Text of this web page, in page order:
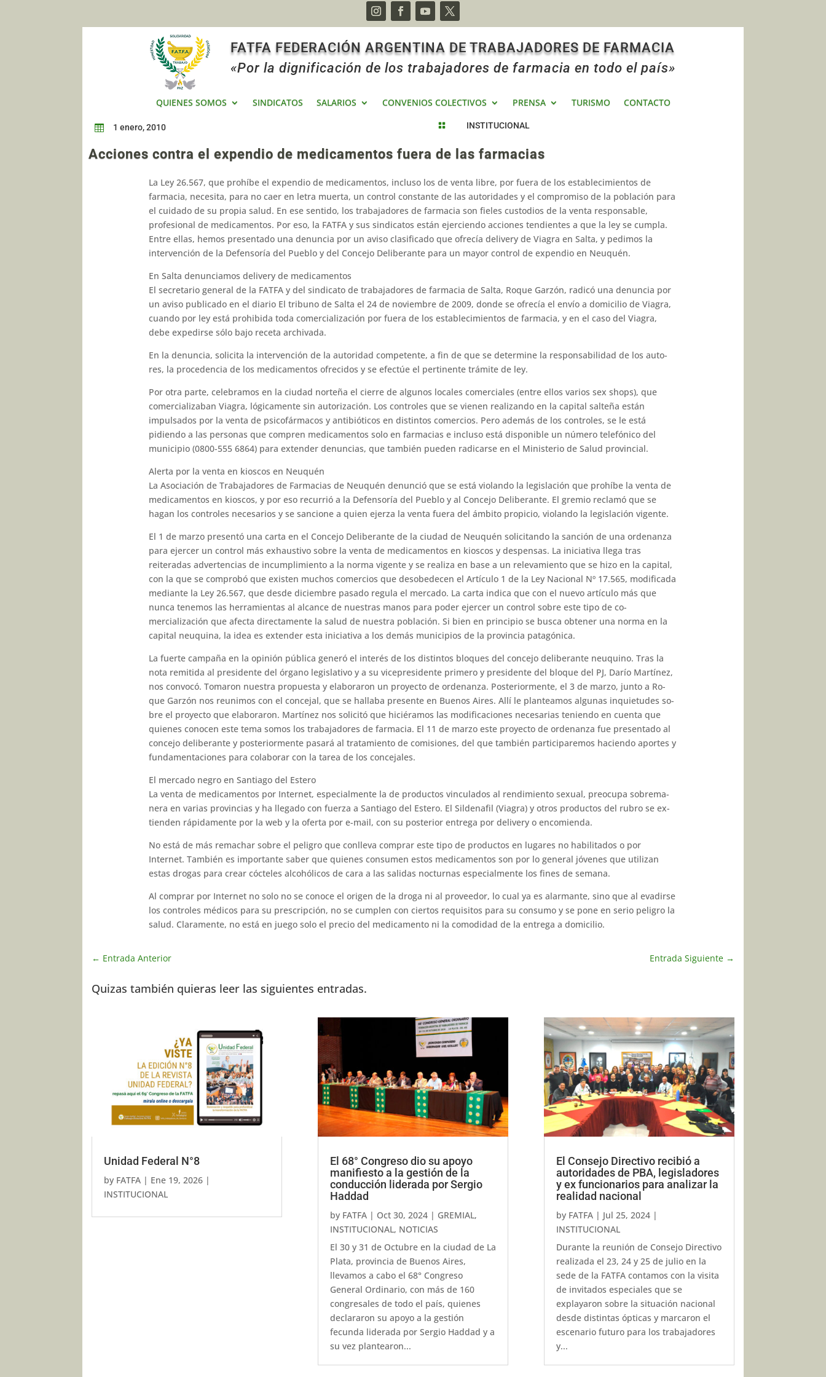
FATFA FEDERACIÓN ARGENTINA DE TRABAJADORES DE FARMACIA
«Por la dignificación de los trabajadores de farmacia en todo el país»
QUIENES SOMOS SINDICATOS SALARIOS CONVENIOS COLECTIVOS PRENSA TURISMO CONTACTO
 1 enero, 2010  INSTITUCIONAL
Acciones contra el expendio de medicamentos fuera de las farmacias
La Ley 26.567, que prohíbe el ex­pendio de medicamentos, incluso los de venta libre, por fuera de los establecimientos de
farmacia, necesita, para no caer en letra muerta, un control constante de las autoridades y el compro­miso de la población para
el cuidado de su propia salud. En ese sentido, los trabajado­res de farmacia son fieles custodios de la venta responsable,
profesional de medica­mentos. Por eso, la FATFA y sus sindicatos están ejerciendo acciones tendientes a que la ley se cumpla.
Entre ellas, hemos presen­tado una denuncia por un aviso clasificado que ofrecía delivery de Viagra en Salta, y pedimos la
intervención de la Defensoría del Pueblo y del Concejo Deliberante para un mayor control de expendio en Neuquén.
En Salta denunciamos delivery de medicamentos
El secretario general de la FATFA y del sin­dicato de trabajadores de farmacia de Sal­ta, Roque Garzón, radicó una denuncia por
un aviso publicado en el diario El tribuno de Salta el 24 de noviembre de 2009, don­de se ofrecía el envío a domicilio de Viagra,
cuando por ley está prohibida toda comer­cialización por fuera de los establecimien­tos de farmacia, y en el caso del Viagra,
debe expedirse sólo bajo receta archiva­da.
En la denuncia, solicita la intervención de la autoridad competente, a fin de que se determine la responsabilidad de los auto­
res, la procedencia de los medicamentos ofrecidos y se efectúe el pertinente trámite de ley.
Por otra parte, celebramos en la ciudad norteña el cierre de algunos locales co­merciales (entre ellos varios sex shops), que
comercializaban Viagra, lógicamente sin autorización. Los controles que se vie­nen realizando en la capital salteña están
impulsados por la venta de psicofárma­cos y antibióticos en distintos comercios. Pero además de los controles, se le está
pidiendo a las personas que compren me­dicamentos solo en farmacias e incluso está disponible un número telefónico del
municipio (0800-555 6864) para extender denuncias, que también pueden radicarse en el Ministerio de Salud provincial.
Alerta por la venta en kioscos en Neuquén
La Asociación de Trabajadores de Far­macias de Neuquén denunció que se está violando la legislación que prohí­be la venta de
medicamentos en kios­cos, y por eso recurrió a la Defensoría del Pueblo y al Concejo Deliberante. El gremio reclamó que se
hagan los contro­les necesarios y se sancione a quien ejerza la venta fuera del ámbito propicio, violan­do la legislación vigente.
El 1 de marzo presentó una carta en el Concejo Deliberante de la ciudad de Neuquén solicitando la sanción de una ordenanza
para ejercer un control más exhaustivo sobre la venta de me­dicamentos en kioscos y despensas. La iniciativa llega tras
reiteradas adver­tencias de incumplimiento a la norma vigente y se realiza en base a un releva­miento que se hizo en la capital,
con la que se comprobó que existen muchos comercios que desobedecen el Artículo 1 de la Ley Nacional Nº 17.565, modifi­cada
mediante la Ley 26.567, que des­de diciembre pasado regula el mercado. La carta indica que con el nuevo artículo más que
nunca tenemos las herramientas al alcance de nuestras manos para poder ejercer un control sobre este tipo de co­
mercialización que afecta directamente la salud de nuestra población. Si bien en principio se busca obtener una norma en la
capital neuquina, la idea es extender esta iniciativa a los demás municipios de la pro­vincia patagónica.
La fuerte campaña en la opinión pública ge­neró el interés de los distintos bloques del concejo deliberante neuquino. Tras la
nota remitida al presidente del órgano legisla­tivo y a su vicepresidente primero y pre­sidente del bloque del PJ, Darío Martínez,
nos convocó. Tomaron nuestra propuesta y elaboraron un proyecto de ordenanza. Posteriormente, el 3 de marzo, junto a Ro­
que Garzón nos reunimos con el concejal, que se hallaba presente en Buenos Aires. Allí le planteamos algunas inquietudes so­
bre el proyecto que elaboraron. Martínez nos solicitó que hiciéramos las modifica­ciones necesarias teniendo en cuenta que
quienes conocen este tema somos los tra­bajadores de farmacia. El 11 de marzo este proyecto de ordenanza fue presentado al
concejo deliberante y posteriormente pa­sará al tratamiento de comisiones, del que también participaremos haciendo aportes y
fundamentaciones para colaborar con la tarea de los concejales.
El mercado negro en Santiago del Estero
La venta de medicamentos por Internet, especialmente la de productos vinculados al rendimiento sexual, preocupa sobrema­
nera en varias provincias y ha llegado con fuerza a Santiago del Estero. El Sildenafil (Viagra) y otros productos del rubro se ex­
tienden rápidamente por la web y la oferta por e-mail, con su posterior entrega por delivery o encomienda.
No está de más remachar sobre el peligro que conlleva comprar este tipo de produc­tos en lugares no habilitados o por
Internet. También es importante saber que quienes consumen estos medicamentos son por lo general jóvenes que utilizan
estas drogas para crear cócteles alcohólicos de cara a las salidas nocturnas especialmente los fi­nes de semana.
Al comprar por Internet no solo no se co­noce el origen de la droga ni al proveedor, lo cual ya es alarmante, sino que al evadir­se
los controles médicos para su prescrip­ción, no se cumplen con ciertos requisitos para su consumo y se pone en serio peligro la
salud. Claramente, no está en juego solo el precio del medicamento ni la comodidad de la entrega a domicilio.
← Entrada Anterior Entrada Siguiente→
Quizas también quieras leer las siguientes entradas.
Unidad Federal N°8
by FATFA | Ene 19, 2026 |
INSTITUCIONAL
El 68° Congreso dio su apoyo
manifiesto a la gestión de la
conducción liderada por Sergio
Haddad
by FATFA| Oct 30, 2024| GREMIAL,
INSTITUCIONAL, NOTICIAS
El 30 y 31 de Octubre en la ciudad de La
Plata, provincia de Buenos Aires,
llevamos a cabo el 68° Congreso
General Ordinario, con más de 160
congresales de todo el país, quienes
declararon su apoyo a la gestión
fecunda liderada por Sergio Haddad y a
su vez plantearon...
El Consejo Directivo recibió a
autoridades de PBA, legisladores
y ex funcionarios para analizar la
realidad nacional
by FATFA| Jul 25, 2024|
INSTITUCIONAL
Durante la reunión de Consejo Directivo
realizada el 23, 24 y 25 de julio en la
sede de la FATFA contamos con la visita
de invitados especiales que se
explayaron sobre la situación nacional
desde distintas ópticas y marcaron el
escenario futuro para los trabajadores
y...